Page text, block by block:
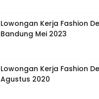
Lowongan Kerja Fashion
Bandung Mei 2023
Lowongan Kerja Fashion
Agustus 2020